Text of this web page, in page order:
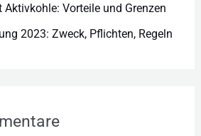
Vorteile und Grenzen
2023: Zweck, Pflichten, Regeln